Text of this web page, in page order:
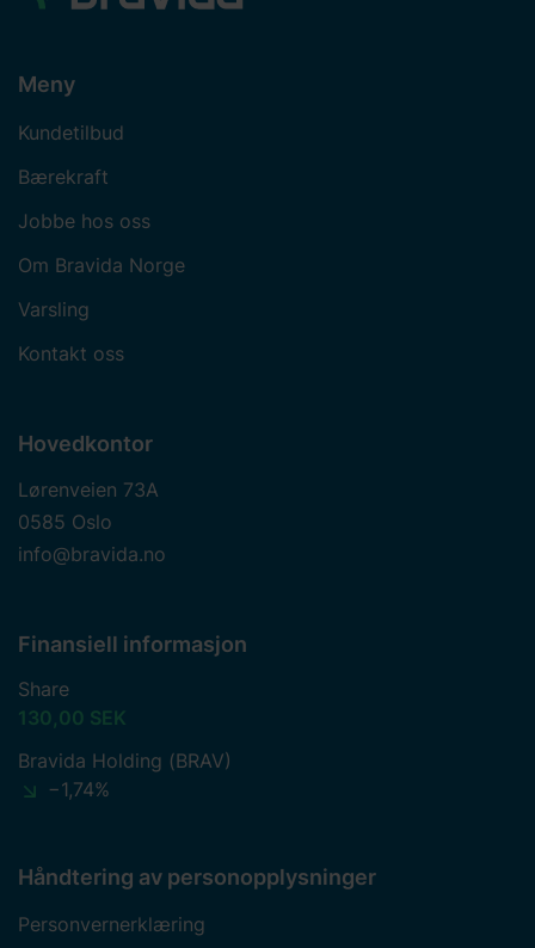
Meny
Kundetilbud
Bærekraft
Jobbe hos oss
Om Bravida Norge
Varsling
Kontakt oss
Hovedkontor
Lørenveien 73A
0585 Oslo
info@bravida.no
Finansiell informasjon
Share
130,00 SEK
Bravida Holding (BRAV)
−1,74%
Håndtering av personopplysninger
Personvernerklæring